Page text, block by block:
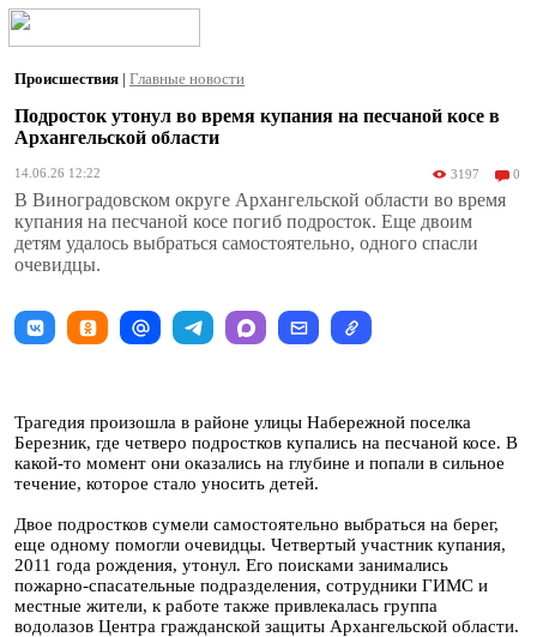
Происшествия | Главные новости
Подросток утонул во время купания на песчаной косе в
Архангельской области
14.06.26 12:22 3197 0
В Виноградовском округе Архангельской области во время
купания на песчаной косе погиб подросток. Еще двоим
детям удалось выбраться самостоятельно, одного спасли
очевидцы.
Трагедия произошла в районе улицы Набережной поселка
Березник, где четверо подростков купались на песчаной косе. В
какой-то момент они оказались на глубине и попали в сильное
течение, которое стало уносить детей.
Двое подростков сумели самостоятельно выбраться на берег,
еще одному помогли очевидцы. Четвертый участник купания,
2011 года рождения, утонул. Его поисками занимались
пожарно-спасательные подразделения, сотрудники ГИМС и
местные жители, к работе также привлекалась группа
водолазов Центра гражданской защиты Архангельской области.